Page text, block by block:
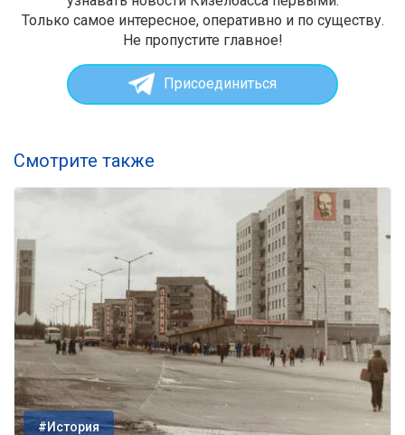
Только самое интересное, оперативно и по существу.
Не пропустите главное!
Присоединиться
Смотрите также
#История